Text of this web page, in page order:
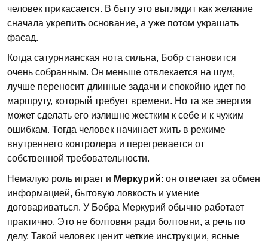
человек прикасается. В быту это выглядит как желание
сначала укрепить основание, а уже потом украшать
фасад.
Когда сатурнианская нота сильна, Бобр становится
очень собранным. Он меньше отвлекается на шум,
лучше переносит длинные задачи и спокойно идет по
маршруту, который требует времени. Но та же энергия
может сделать его излишне жестким к себе и к чужим
ошибкам. Тогда человек начинает жить в режиме
внутреннего контролера и перегревается от
собственной требовательности.
Немалую роль играет и Меркурий: он отвечает за обмен
информацией, бытовую ловкость и умение
договариваться. У Бобра Меркурий обычно работает
практично. Это не болтовня ради болтовни, а речь по
делу. Такой человек ценит четкие инструкции, ясные